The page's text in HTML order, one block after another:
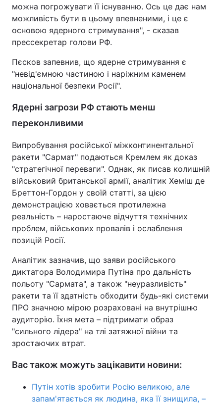
можна погрожувати її існуванню. Ось це дає нам
можливість бути в цьому впевненими, і це є
основою ядерного стримування", - сказав
прессекретар голови РФ.
Пєсков запевнив, що ядерне стримування є
"невід'ємною частиною і наріжним каменем
національної безпеки Росії".
Ядерні загрози РФ стають менш
переконливими
Випробування російської міжконтинентальної
ракети "Сармат" подаються Кремлем як доказ
"стратегічної переваги". Однак, як писав колишній
військовий британської армії, аналітик Хеміш де
Бреттон-Гордон у своїй статті, за цією
демонстрацією ховається протилежна
реальність – наростаюче відчуття технічних
проблем, військових провалів і ослаблення
позицій Росії.
Аналітик зазначив, що заяви російського
диктатора Володимира Путіна про дальність
польоту "Сармата", а також "неуразливість"
ракети та її здатність обходити будь-які системи
ПРО значною мірою розраховані на внутрішню
аудиторію. Їхня мета – підтримати образ
"сильного лідера" на тлі затяжної війни та
зростаючих втрат.
Вас також можуть зацікавити новини:
Путін хотів зробити Росію великою, але
запам'ятається як людина, яка її знищила, –